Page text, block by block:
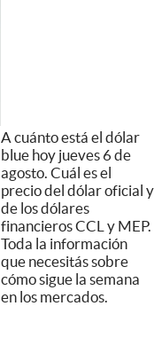
A cuánto está el dólar
blue hoy jueves 6 de
agosto. Cuál es el
precio del dólar oficial y
de los dólares
financieros CCL y MEP.
Toda la información
que necesitás sobre
cómo sigue la semana
en los mercados.